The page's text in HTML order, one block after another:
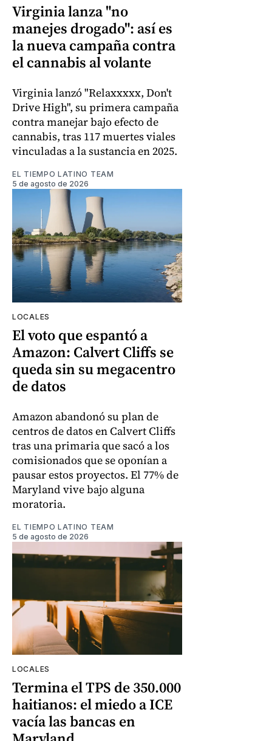
Virginia lanza "no
manejes drogado": así es
la nueva campaña contra
el cannabis al volante
Virginia lanzó "Relaxxxxx, Don't
Drive High", su primera campaña
contra manejar bajo efecto de
cannabis, tras 117 muertes viales
vinculadas a la sustancia en 2025.
EL TIEMPO LATINO TEAM
5 de agosto de 2026
LOCALES
El voto que espantó a
Amazon: Calvert Cliffs se
queda sin su megacentro
de datos
Amazon abandonó su plan de
centros de datos en Calvert Cliffs
tras una primaria que sacó a los
comisionados que se oponían a
pausar estos proyectos. El 77% de
Maryland vive bajo alguna
moratoria.
EL TIEMPO LATINO TEAM
5 de agosto de 2026
LOCALES
Termina el TPS de 350.000
haitianos: el miedo a ICE
vacía las bancas en